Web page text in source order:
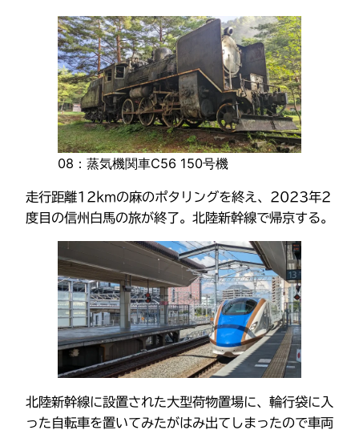
08：蒸気機関車C56 150号機
走行距離12kmの麻のポタリングを終え、2023年2
度目の信州白馬の旅が終了。北陸新幹線で帰京する。
北陸新幹線に設置された大型荷物置場に、輪行袋に入
った自転車を置いてみたがはみ出てしまったので車両